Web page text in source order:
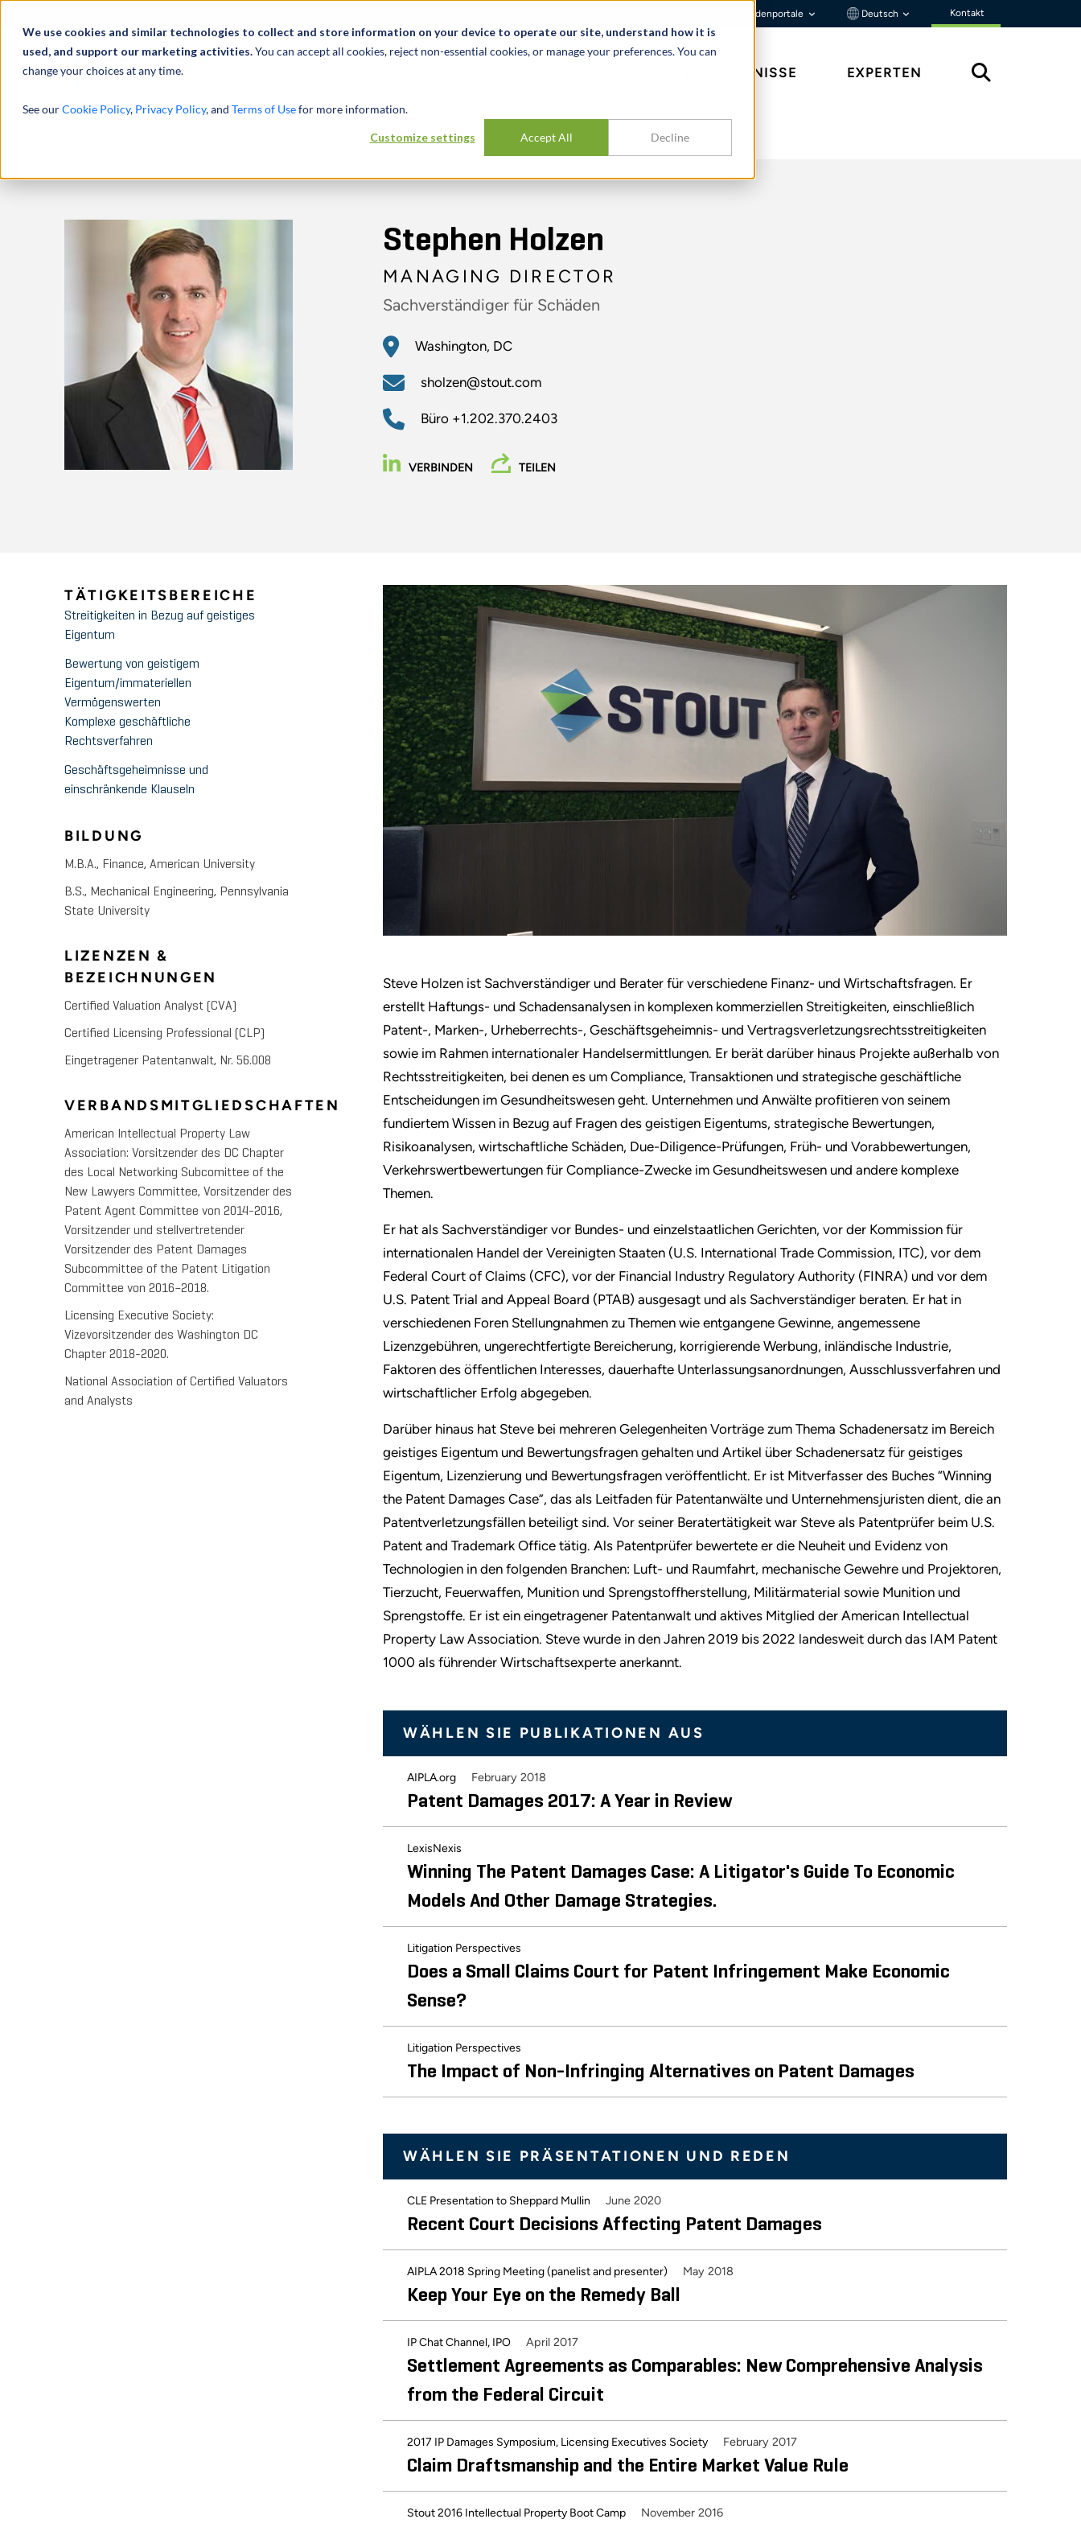
We use cookies and similar technologies to collect and store information on your device to operate our site, understand how it is
used, and support our marketing activities.You can accept all cookies, reject non-essential cookies, or manage your preferences. You can
change your choices at any time.
See ourCookie Policy, Privacy Policy, and Terms of Usefor more information.
Customize settings Accept All Decline
Kundenportale Deutsch Kontakt
ERKENNTNISSE EXPERTEN
Stephen Holzen
MANAGING DIRECTOR
Sachverständiger für Schäden
Washington, DC
sholzen@stout.com
Büro +1.202.370.2403
VERBINDEN TEILEN
Steve Holzen ist Sachverständiger und Berater für verschiedene Finanz- und Wirtschaftsfragen. Er
erstellt Haftungs- und Schadensanalysen in komplexen kommerziellen Streitigkeiten, einschließlich
Patent-, Marken-, Urheberrechts-, Geschäftsgeheimnis- und Vertragsverletzungsrechtsstreitigkeiten
sowie im Rahmen internationaler Handelsermittlungen. Er berät darüber hinaus Projekte außerhalb von
Rechtsstreitigkeiten, bei denen es um Compliance, Transaktionen und strategische geschäftliche
Entscheidungen im Gesundheitswesen geht. Unternehmen und Anwälte profitieren von seinem
fundiertem Wissen in Bezug auf Fragen des geistigen Eigentums, strategische Bewertungen,
Risikoanalysen, wirtschaftliche Schäden, Due-Diligence-Prüfungen, Früh- und Vorabbewertungen,
Verkehrswertbewertungen für Compliance-Zwecke im Gesundheitswesen und andere komplexe
Themen.
Er hat als Sachverständiger vor Bundes- und einzelstaatlichen Gerichten, vor der Kommission für
internationalen Handel der Vereinigten Staaten (U.S. International Trade Commission, ITC), vor dem
Federal Court of Claims (CFC), vor der Financial Industry Regulatory Authority (FINRA) und vor dem
U.S. Patent Trial and Appeal Board (PTAB) ausgesagt und als Sachverständiger beraten. Er hat in
verschiedenen Foren Stellungnahmen zu Themen wie entgangene Gewinne, angemessene
Lizenzgebühren, ungerechtfertigte Bereicherung, korrigierende Werbung, inländische Industrie,
Faktoren des öffentlichen Interesses, dauerhafte Unterlassungsanordnungen, Ausschlussverfahren und
wirtschaftlicher Erfolg abgegeben.
Darüber hinaus hat Steve bei mehreren Gelegenheiten Vorträge zum Thema Schadenersatz im Bereich
geistiges Eigentum und Bewertungsfragen gehalten und Artikel über Schadenersatz für geistiges
Eigentum, Lizenzierung und Bewertungsfragen veröffentlicht. Er ist Mitverfasser des Buches “Winning
the Patent Damages Case”, das als Leitfaden für Patentanwälte und Unternehmensjuristen dient, die an
Patentverletzungsfällen beteiligt sind. Vor seiner Beratertätigkeit war Steve als Patentprüfer beim U.S.
Patent and Trademark Office tätig. Als Patentprüfer bewertete er die Neuheit und Evidenz von
Technologien in den folgenden Branchen: Luft- und Raumfahrt, mechanische Gewehre und Projektoren,
Tierzucht, Feuerwaffen, Munition und Sprengstoffherstellung, Militärmaterial sowie Munition und
Sprengstoffe. Er ist ein eingetragener Patentanwalt und aktives Mitglied der American Intellectual
Property Law Association. Steve wurde in den Jahren 2019 bis 2022 landesweit durch das IAM Patent
1000 als führender Wirtschaftsexperte anerkannt.
WÄHLEN SIE PUBLIKATIONEN AUS
AIPLA.org February 2018
Patent Damages 2017: A Year in Review
LexisNexis
Winning The Patent Damages Case: A Litigator's Guide To Economic
Models And Other Damage Strategies.
Litigation Perspectives
Does a Small Claims Court for Patent Infringement Make Economic
Sense?
Litigation Perspectives
The Impact of Non-Infringing Alternatives on Patent Damages
WÄHLEN SIE PRÄSENTATIONEN UND REDEN
CLE Presentation to Sheppard Mullin June 2020
Recent Court Decisions Affecting Patent Damages
AIPLA 2018 Spring Meeting (panelist and presenter) May 2018
Keep Your Eye on the Remedy Ball
IP Chat Channel, IPO April 2017
Settlement Agreements as Comparables: New Comprehensive Analysis
from the Federal Circuit
2017 IP Damages Symposium, Licensing Executives Society February 2017
Claim Draftsmanship and the Entire Market Value Rule
Stout 2016 Intellectual Property Boot Camp November 2016
TÄTIGKEITSBEREICHE
Streitigkeiten in Bezug auf geistiges
Eigentum
Bewertung von geistigem
Eigentum/immateriellen
Vermögenswerten
Komplexe geschäftliche
Rechtsverfahren
Geschäftsgeheimnisse und
einschränkende Klauseln
BILDUNG
M.B.A., Finance, American University
B.S., Mechanical Engineering, Pennsylvania
State University
LIZENZEN &
BEZEICHNUNGEN
Certified Valuation Analyst (CVA)
Certified Licensing Professional (CLP)
Eingetragener Patentanwalt, Nr. 56.008
VERBANDSMITGLIEDSCHAFTEN
American Intellectual Property Law
Association: Vorsitzender des DC Chapter
des Local Networking Subcomittee of the
New Lawyers Committee, Vorsitzender des
Patent Agent Committee von 2014-2016,
Vorsitzender und stellvertretender
Vorsitzender des Patent Damages
Subcommittee of the Patent Litigation
Committee von 2016–2018.
Licensing Executive Society:
Vizevorsitzender des Washington DC
Chapter 2018-2020.
National Association of Certified Valuators
and Analysts